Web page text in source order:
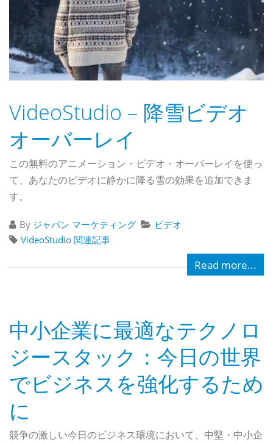
VideoStudio – 降雪ビデオ
オーバーレイ
この無料のアニメーション・ビデオ・オーバーレイを使っ
て、あなたのビデオに静かに降る雪の効果を追加できま
す。
By ジャパン マーケティング
ビデオ
VideoStudio 関連記事
Read more...
中小企業に最適なテクノロ
ジースタック：今日の世界
でビジネスを強化するため
に
競争の激しい今日のビジネス環境において、中堅・中小企